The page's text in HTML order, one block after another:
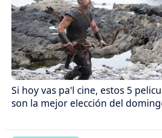
Si hoy vas pa'l cine, estos 5
son la mejor elección del